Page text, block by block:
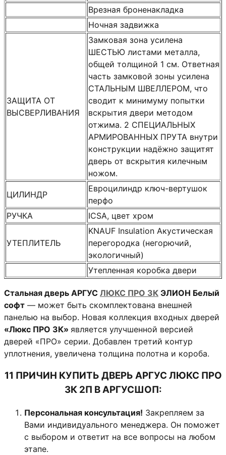
Врезная броненакладка
Ночная задвижка
ЗАЩИТА ОТ
ВЫСВЕРЛИВАНИЯ
Замковая зона усилена
ШЕСТЬЮ листами металла,
общей толщиной 1 см. Ответная
часть замковой зоны усилена
СТАЛЬНЫМ ШВЕЛЛЕРОМ, что
сводит к минимуму попытки
вскрытия двери методом
отжима. 2 СПЕЦИАЛЬНЫХ
АРМИРОВАННЫХ ПРУТА внутри
конструкции надёжно защитят
дверь от вскрытия килечным
ножом.
ЦИЛИНДР
Евроцилиндр ключ-вертушок
перфо
РУЧКА
ICSA, цвет хром
УТЕПЛИТЕЛЬ
KNAUF Insulation Акустическая
перегородка (негорючий,
экологичный)
Утепленная коробка двери
Стальная дверь АРГУС ЛЮКС ПРО 3К ЭЛИОН Белый
софт — может быть скомплектована внешней
панелью на выбор. Новая коллекция входных дверей
«Люкс ПРО 3К» является улучшенной версией
дверей «ПРО» серии. Добавлен третий контур
уплотнения, увеличена толщина полотна и короба.
11 ПРИЧИН КУПИТЬ ДВЕРЬ АРГУС ЛЮКС ПРО
3К 2П В АРГУСШОП:
Персональная консультация! Закрепляем за
Вами индивидуального менеджера. Он поможет
с выбором и ответит на все вопросы на любом
этапе.